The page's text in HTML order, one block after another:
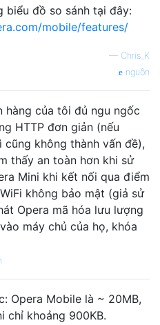
biểu đồ so sánh tại đây:
mobile/features/
— Chris_K
nguồn
hàng của tôi đủ ngu ngốc
HTTP đơn giản (nếu
cũng không thành vấn đề),
thấy an toàn hơn khi sử
Mini khi kết nối qua điểm
không bảo mật (giả sử
Opera mã hóa lưu lượng
máy chủ của họ, khóa
Opera Mobile là ~ 20MB,
chỉ khoảng 900KB.